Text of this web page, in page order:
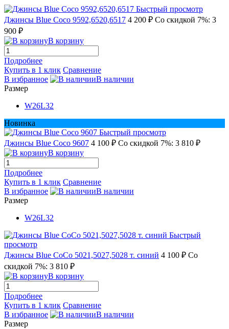
Быстрый просмотр
Джинсы Blue Coco 9592,6520,6517 4 200 ₽ Со скидкой 7%: 3
900 ₽
В корзину
Подробнее
Купить в 1 клик Сравнение
В избранное
В наличии
Размер
W26L32
Новинка
Быстрый просмотр
Джинсы Blue Coco 9607 4 100 ₽ Со скидкой 7%: 3 810 ₽
В корзину
Подробнее
Купить в 1 клик Сравнение
В избранное
В наличии
Размер
W26L32
Быстрый
просмотр
Джинсы Blue CoCo 5021,5027,5028 т. синий 4 100 ₽ Со
скидкой 7%: 3 810 ₽
В корзину
Подробнее
Купить в 1 клик Сравнение
В избранное
В наличии
Размер